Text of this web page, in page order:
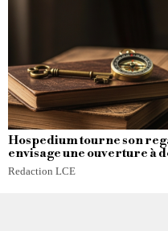
Hospedium tourne son
envisage une ouverture à
Redaction LCE